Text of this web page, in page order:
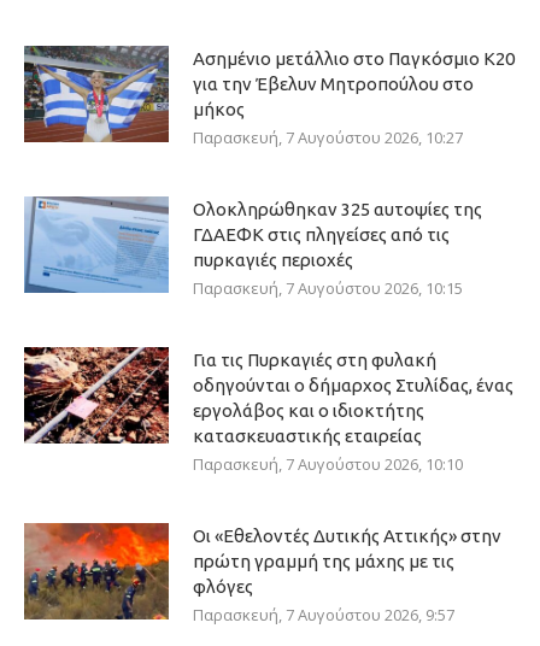
Ασημένιο μετάλλιο στο Παγκόσμιο Κ20
για την Έβελυν Μητροπούλου στο
μήκος
Παρασκευή, 7 Αυγούστου 2026, 10:27
Ολοκληρώθηκαν 325 αυτοψίες της
ΓΔΑΕΦΚ στις πληγείσες από τις
πυρκαγιές περιοχές
Παρασκευή, 7 Αυγούστου 2026, 10:15
Για τις Πυρκαγιές στη φυλακή
οδηγούνται ο δήμαρχος Στυλίδας, ένας
εργολάβος και ο ιδιοκτήτης
κατασκευαστικής εταιρείας
Παρασκευή, 7 Αυγούστου 2026, 10:10
Οι «Εθελοντές Δυτικής Αττικής» στην
πρώτη γραμμή της μάχης με τις
φλόγες
Παρασκευή, 7 Αυγούστου 2026, 9:57